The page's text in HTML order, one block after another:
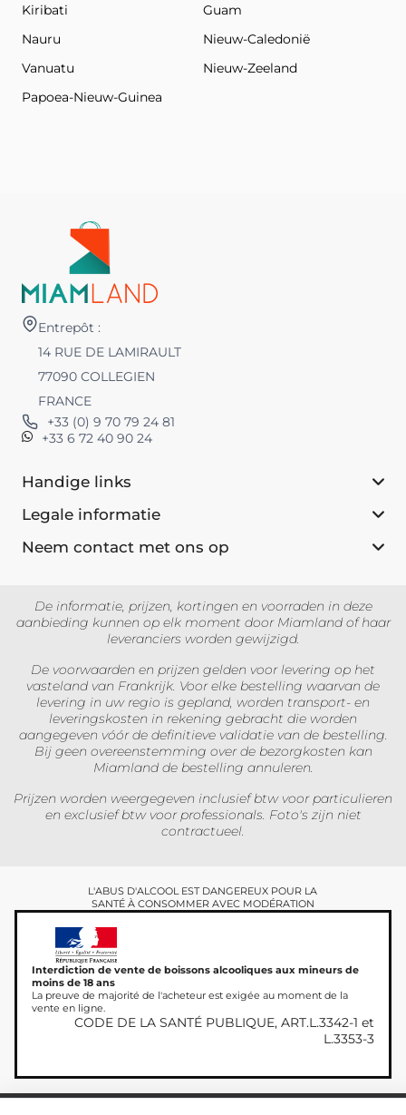
Kiribati
Guam
Nauru
Nieuw-Caledonië
Vanuatu
Nieuw-Zeeland
Papoea-Nieuw-Guinea
Entrepôt :
14 RUE DE LAMIRAULT
77090 COLLEGIEN
FRANCE
+33 (0) 9 70 79 24 81
+33 6 72 40 90 24
Handige links
Legale informatie
Neem contact met ons op
De informatie, prijzen, kortingen en voorraden in deze
aanbieding kunnen op elk moment door Miamland of haar
leveranciers worden gewijzigd.
De voorwaarden en prijzen gelden voor levering op het
vasteland van Frankrijk. Voor elke bestelling waarvan de
levering in uw regio is gepland, worden transport- en
leveringskosten in rekening gebracht die worden
aangegeven vóór de definitieve validatie van de bestelling.
Bij geen overeenstemming over de bezorgkosten kan
Miamland de bestelling annuleren.
Prijzen worden weergegeven inclusief btw voor particulieren
en exclusief btw voor professionals. Foto's zijn niet
contractueel.
L'ABUS D'ALCOOL EST DANGEREUX POUR LA
SANTÉ À CONSOMMER AVEC MODÉRATION
Interdiction de vente de boissons alcooliques aux mineurs de
moins de 18 ans
La preuve de majorité de l'acheteur est exigée au moment de la
vente en ligne.
CODE DE LA SANTÉ PUBLIQUE, ART.L.3342-1 et
L.3353-3